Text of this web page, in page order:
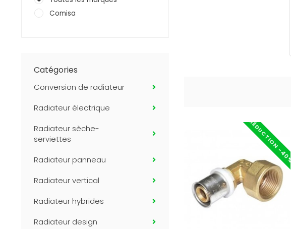
Comisa
Catégories
Conversion de radiateur
Radiateur électrique
Radiateur sèche-
serviettes
Radiateur panneau
Radiateur vertical
Radiateur hybrides
Radiateur design
RÉDUCTION -40%